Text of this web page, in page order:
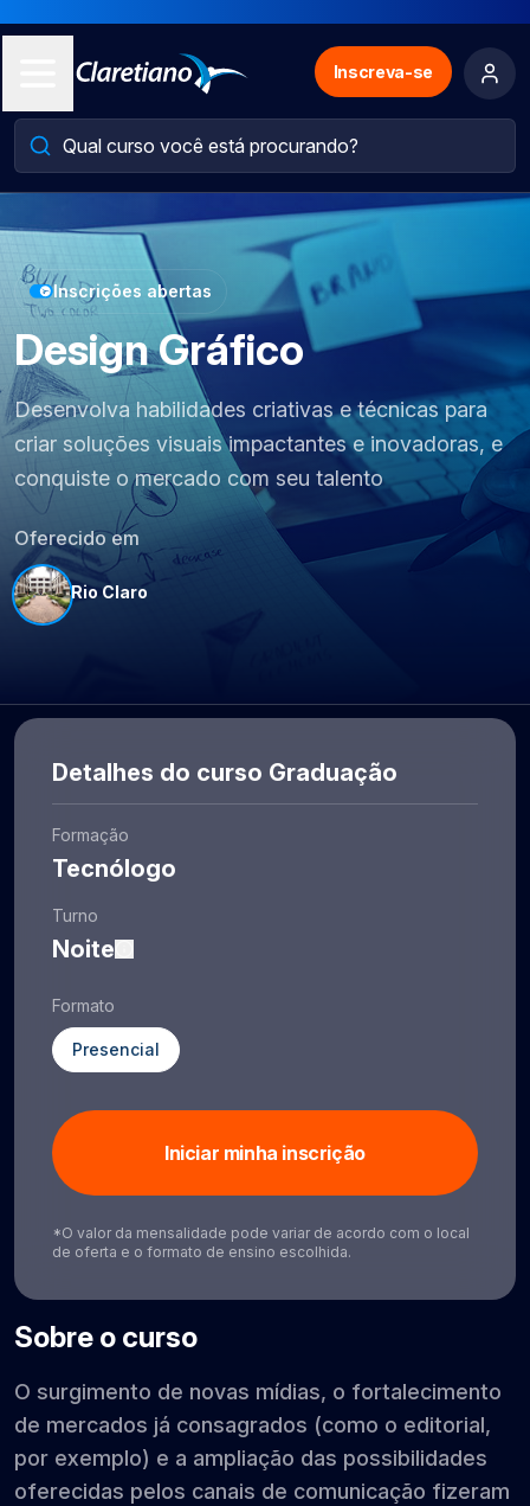
Inscreva-se
Inscrições abertas
Design Gráfico
Desenvolva habilidades criativas e técnicas para
criar soluções visuais impactantes e inovadoras, e
conquiste o mercado com seu talento
Oferecido em
Rio Claro
Sobre o curso
O surgimento de novas mídias, o fortalecimento
de mercados já consagrados (como o editorial,
por exemplo) e a ampliação das possibilidades
oferecidas pelos canais de comunicação fizeram
Detalhes do curso Graduação
Formação
Tecnólogo
Turno
Noite
Formato
Presencial
Iniciar minha inscrição
*O valor da mensalidade pode variar de acordo com o local
de oferta e o formato de ensino escolhida.